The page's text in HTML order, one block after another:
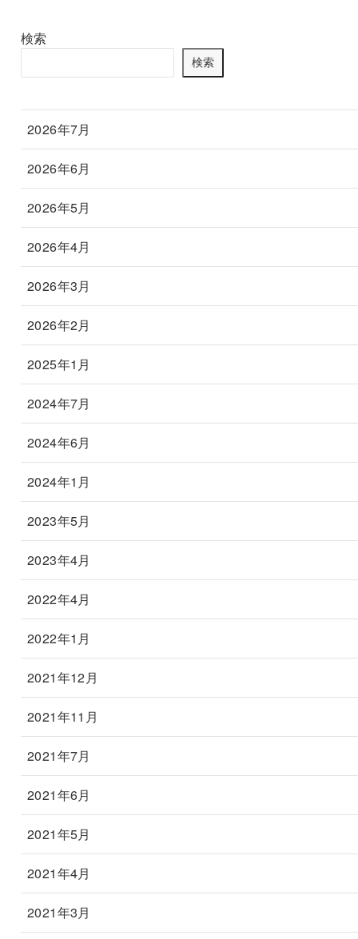
検索
検索
2026年7月
2026年6月
2026年5月
2026年4月
2026年3月
2026年2月
2025年1月
2024年7月
2024年6月
2024年1月
2023年5月
2023年4月
2022年4月
2022年1月
2021年12月
2021年11月
2021年7月
2021年6月
2021年5月
2021年4月
2021年3月